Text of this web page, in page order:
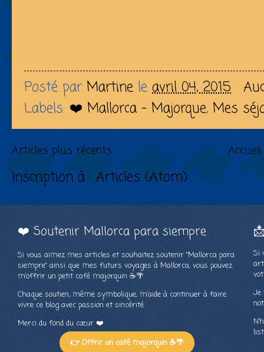
Posté par Martine le avril 04, 2015
Labels: ❤️ Mallorca - Majorque, Mes
Articles plus récents Accueil
Inscription à : Articles (Atom)
❤️ Soutenir Mallorca para siempre
Si vous aimez mes articles et souhaitez soutenir "Mallorca para
siempre" ainsi que mes futurs voyages à Mallorca, vous pouvez
m’offrir un petit café majorquin ☕🌴
Chaque soutien, même symbolique, m’aide à continuer à faire
vivre ce blog avec passion et sincérité.
Merci du fond du cœur ❤️
👉 Offrir un café majorquin ☕🌴
Si
Je